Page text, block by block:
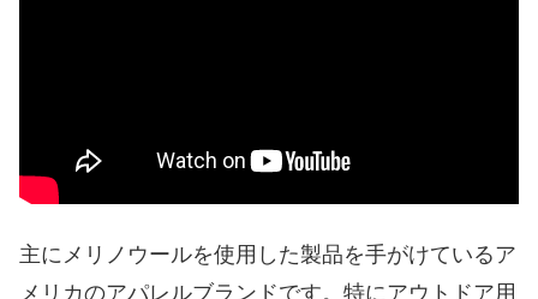
主にメリノウールを使用した製品を手がけているア
メリカのアパレルブランドです。特にアウトドア用